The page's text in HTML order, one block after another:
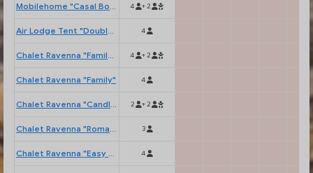
Mobilehome "Casal Borsetti" 4 + 2
Air Lodge Tent "Double Deck" 4
Chalet Ravenna "Family Plus" 4 + 2
Chalet Ravenna "Family" 4
Chalet Ravenna "Candle" 2 + 2
Chalet Ravenna "Romantic" 3
Chalet Ravenna "Easy Sleep" 4